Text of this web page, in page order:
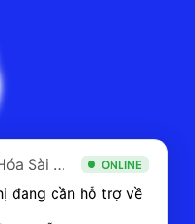
Du Lịch Văn Hóa Sài Gòn ONLINE
đang cần hỗ trợ về